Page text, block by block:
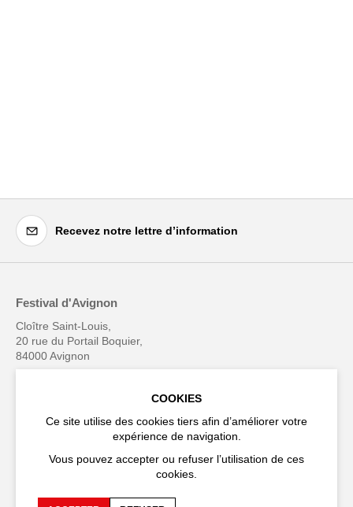
Recevez notre lettre d’information
Festival d'Avignon
Cloître Saint-Louis,
20 rue du Portail Boquier,
84000 Avignon
FAQ
Recrutements et appels
COOKIES
Ce site utilise des cookies tiers afin d’améliorer votre
expérience de navigation.
Vous pouvez accepter ou refuser l’utilisation de ces
cookies.